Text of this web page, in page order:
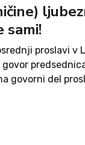
sami!
proslavi v
govorni del
sovraži »jodl,